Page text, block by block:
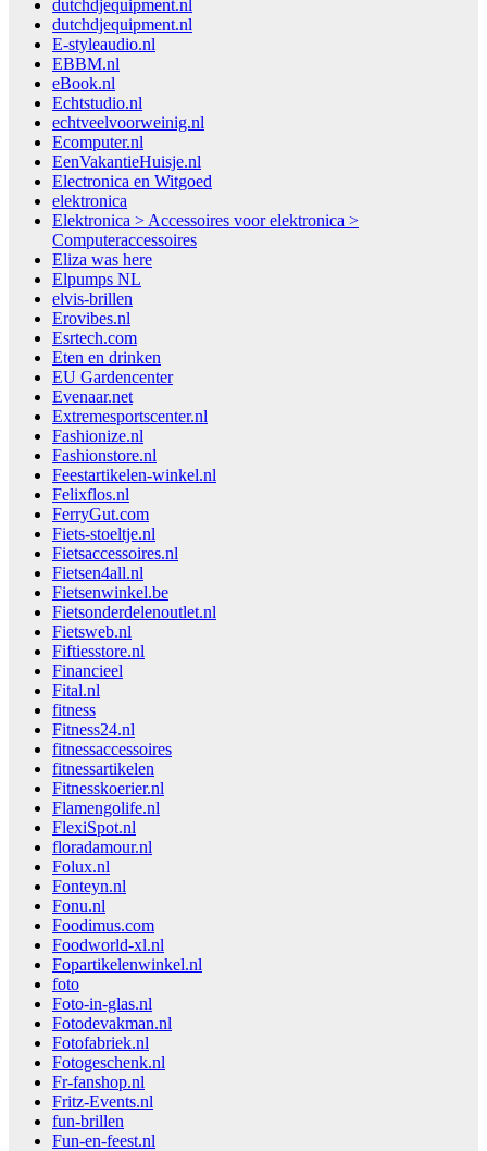
dutchdjequipment.nl
dutchdjequipment.nl
E-styleaudio.nl
EBBM.nl
eBook.nl
Echtstudio.nl
echtveelvoorweinig.nl
Ecomputer.nl
EenVakantieHuisje.nl
Electronica en Witgoed
elektronica
Elektronica > Accessoires voor elektronica >
Computeraccessoires
Eliza was here
Elpumps NL
elvis-brillen
Erovibes.nl
Esrtech.com
Eten en drinken
EU Gardencenter
Evenaar.net
Extremesportscenter.nl
Fashionize.nl
Fashionstore.nl
Feestartikelen-winkel.nl
Felixflos.nl
FerryGut.com
Fiets-stoeltje.nl
Fietsaccessoires.nl
Fietsen4all.nl
Fietsenwinkel.be
Fietsonderdelenoutlet.nl
Fietsweb.nl
Fiftiesstore.nl
Financieel
Fital.nl
fitness
Fitness24.nl
fitnessaccessoires
fitnessartikelen
Fitnesskoerier.nl
Flamengolife.nl
FlexiSpot.nl
floradamour.nl
Folux.nl
Fonteyn.nl
Fonu.nl
Foodimus.com
Foodworld-xl.nl
Fopartikelenwinkel.nl
foto
Foto-in-glas.nl
Fotodevakman.nl
Fotofabriek.nl
Fotogeschenk.nl
Fr-fanshop.nl
Fritz-Events.nl
fun-brillen
Fun-en-feest.nl